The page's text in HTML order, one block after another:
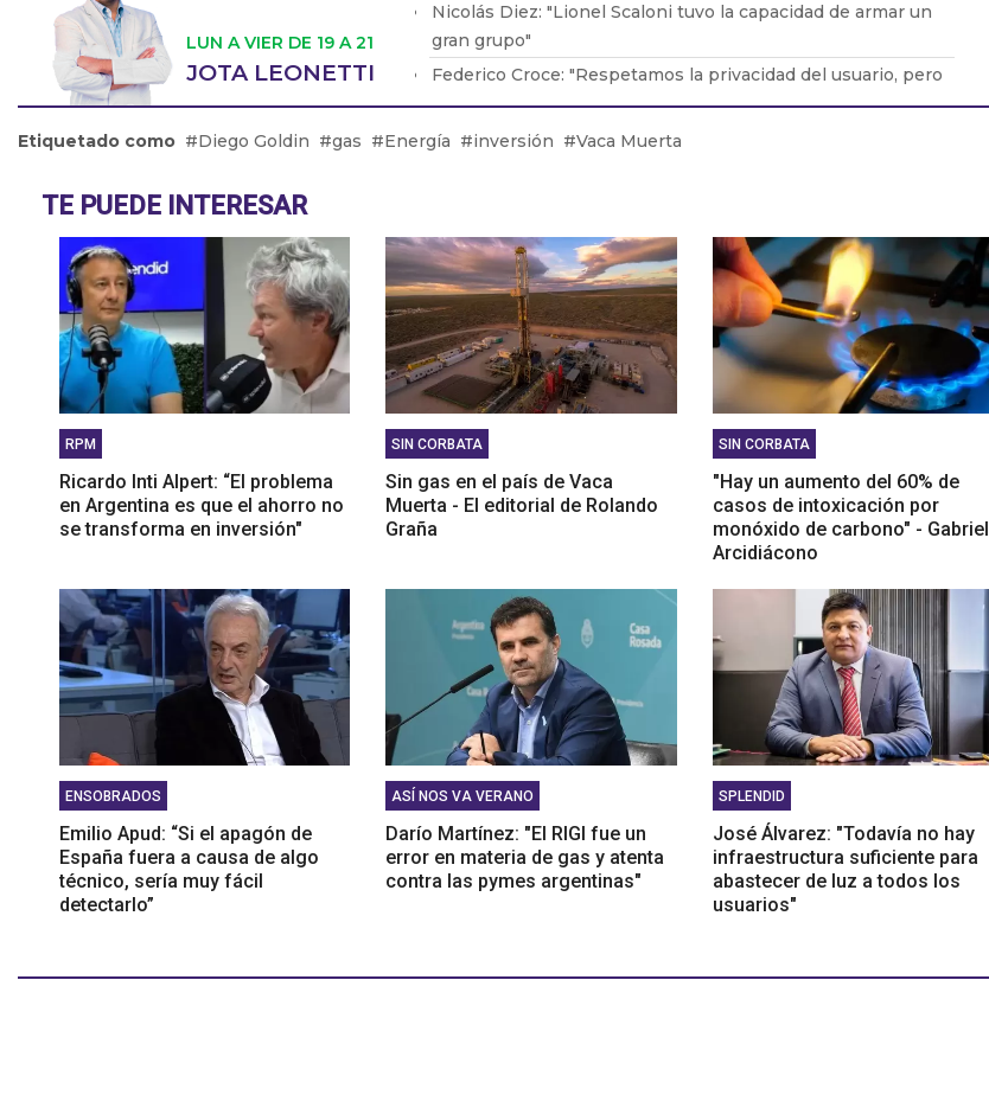
LUN A VIER DE 19 A 21
JOTA LEONETTI
Nicolás Diez: "Lionel Scaloni tuvo la capacidad de armar un
gran grupo"
Federico Croce: "Respetamos la privacidad del usuario, pero
queremos detectar a los infractores"
Roberto Brunello: "Poco a poco la provincia va mostrando a
Etiquetado como Diego Goldin gas Energía inversión Vaca Muerta
TE PUEDE INTERESAR
RPM
Ricardo Inti Alpert: “El problema
en Argentina es que el ahorro no
se transforma en inversión"
SIN CORBATA
Sin gas en el país de Vaca
Muerta - El editorial de Rolando
Graña
SIN CORBATA
"Hay un aumento del 60% de
casos de intoxicación por
monóxido de carbono" - Gabriel
Arcidiácono
ENSOBRADOS
Emilio Apud: “Si el apagón de
España fuera a causa de algo
técnico, sería muy fácil
detectarlo”
ASÍ NOS VA VERANO
Darío Martínez: "El RIGI fue un
error en materia de gas y atenta
contra las pymes argentinas"
SPLENDID
José Álvarez: "Todavía no hay
infraestructura suficiente para
abastecer de luz a todos los
usuarios"